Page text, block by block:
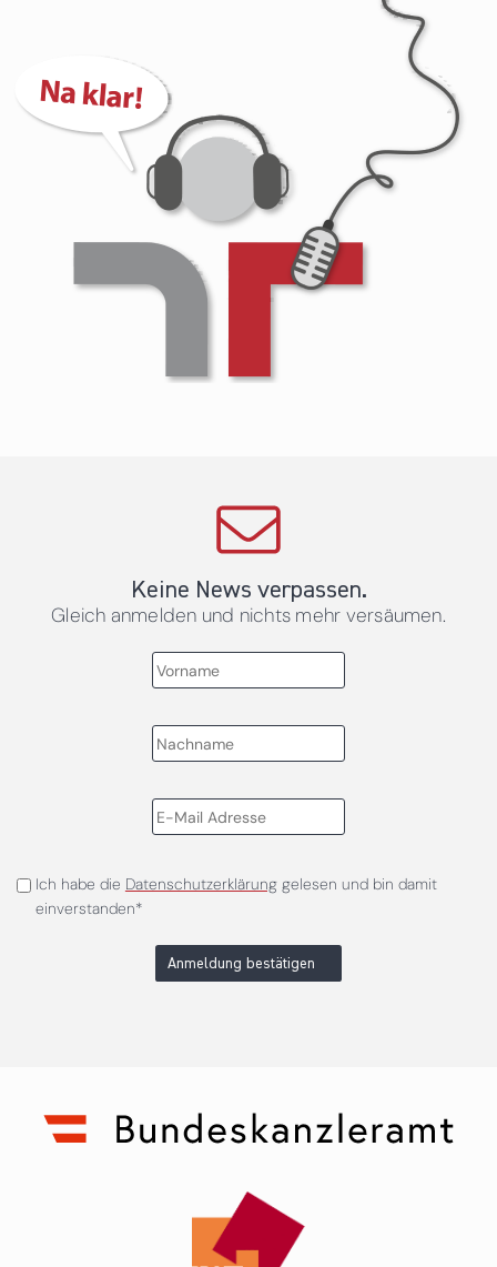
Keine News verpassen.
Gleich anmelden und nichts mehr versäumen.
Ich habe die Datenschutzerklärunggelesen und bin damit
einverstanden*
Anmeldung bestätigen